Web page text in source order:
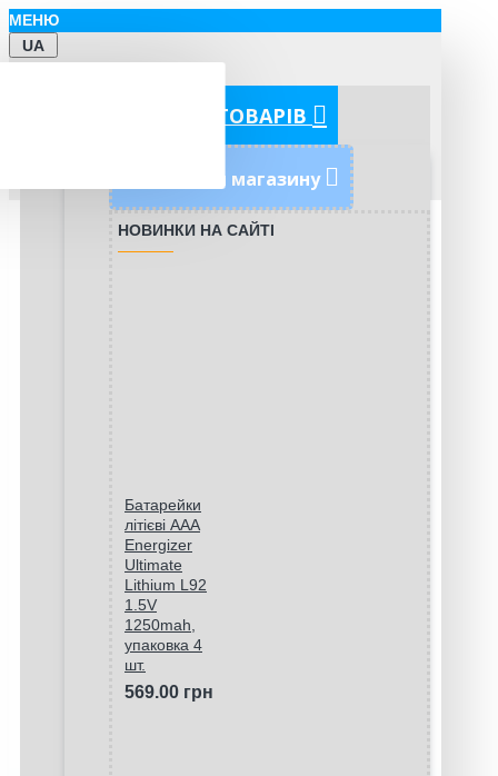
МЕНЮ
UA
КАТЕГОРІЇ ТОВАРІВ
Новинки магазину
НОВИНКИ НА САЙТІ
Батарейки
літієві ААA
Energizer
Ultimate
Lithium L92
1.5V
1250mah,
упаковка 4
шт.
569.00 грн